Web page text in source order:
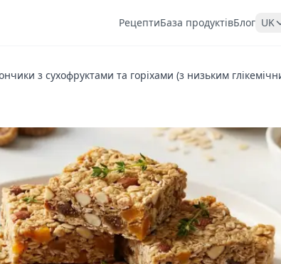
РецептиБаза продуктівБлог UK
з сухофруктами та горіхами (з низьким